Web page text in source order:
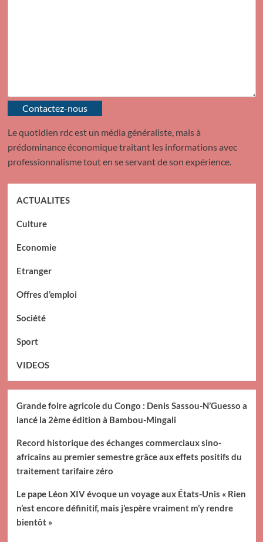
Contactez-nous
Le quotidien rdc est un média généraliste, mais à
prédominance économique traitant les informations avec
professionnalisme tout en se servant de son expérience.
ACTUALITES
Culture
Economie
Etranger
Offres d’emploi
Société
Sport
VIDEOS
Grande foire agricole du Congo : Denis Sassou-N’Guesso a
lancé la 2ème édition à Bambou-Mingali
Record historique des échanges commerciaux sino-
africains au premier semestre grâce aux effets positifs du
traitement tarifaire zéro
Le pape Léon XIV évoque un voyage aux États-Unis « Rien
n’est encore définitif, mais j’espère vraiment m’y rendre
bientôt »